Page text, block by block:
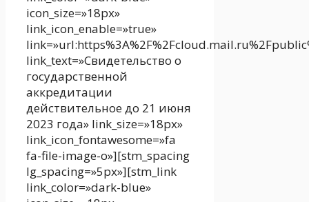
icon_size=»18px»
link_icon_enable=»true»
link_text=»Свидетельство о
государственной
аккредитации
действительное до 21 июня
2023 года» link_size=»18px»
link_icon_fontawesome=»fa
fa-file-image-o»][stm_spacing
lg_spacing=»5px»][stm_link
link_color=»dark-blue»